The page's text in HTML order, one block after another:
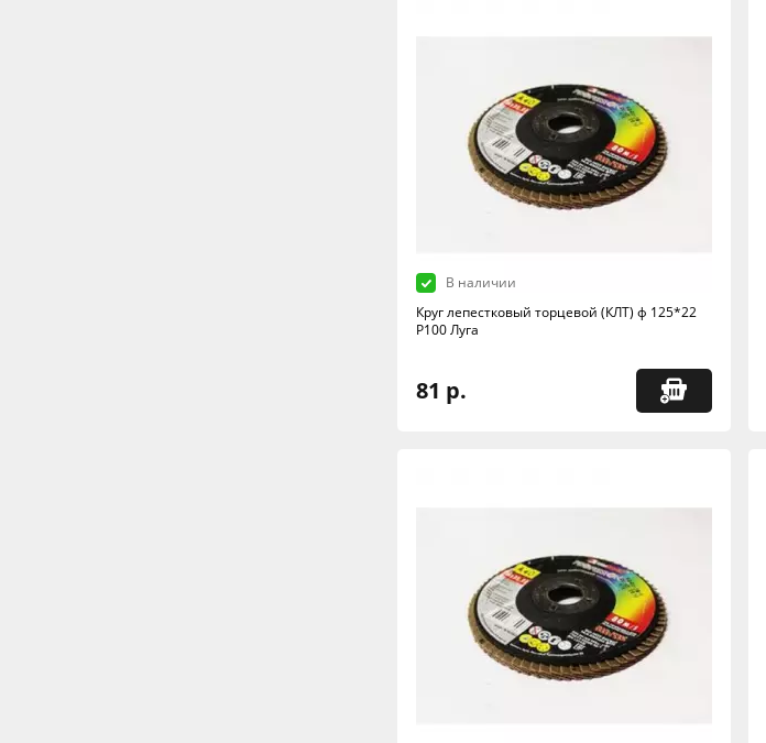
В наличии
Круг лепестковый торцевой (КЛТ) ф 125*22
Р100 Луга
81 р.